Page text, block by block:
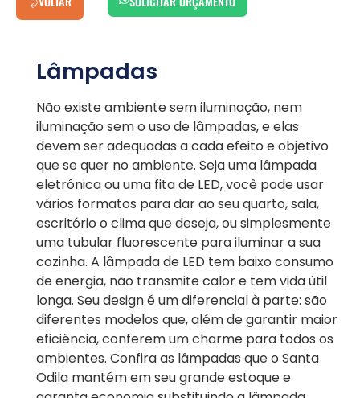
Lâmpadas
Não existe ambiente sem iluminação, nem
iluminação sem o uso de lâmpadas, e elas
devem ser adequadas a cada efeito e objetivo
que se quer no ambiente. Seja uma lâmpada
eletrônica ou uma fita de LED, você pode usar
vários formatos para dar ao seu quarto, sala,
escritório o clima que deseja, ou simplesmente
uma tubular fluorescente para iluminar a sua
cozinha. A lâmpada de LED tem baixo consumo
de energia, não transmite calor e tem vida útil
longa. Seu design é um diferencial à parte: são
diferentes modelos que, além de garantir maior
eficiência, conferem um charme para todos os
ambientes. Confira as lâmpadas que o Santa
Odila mantém em seu grande estoque e